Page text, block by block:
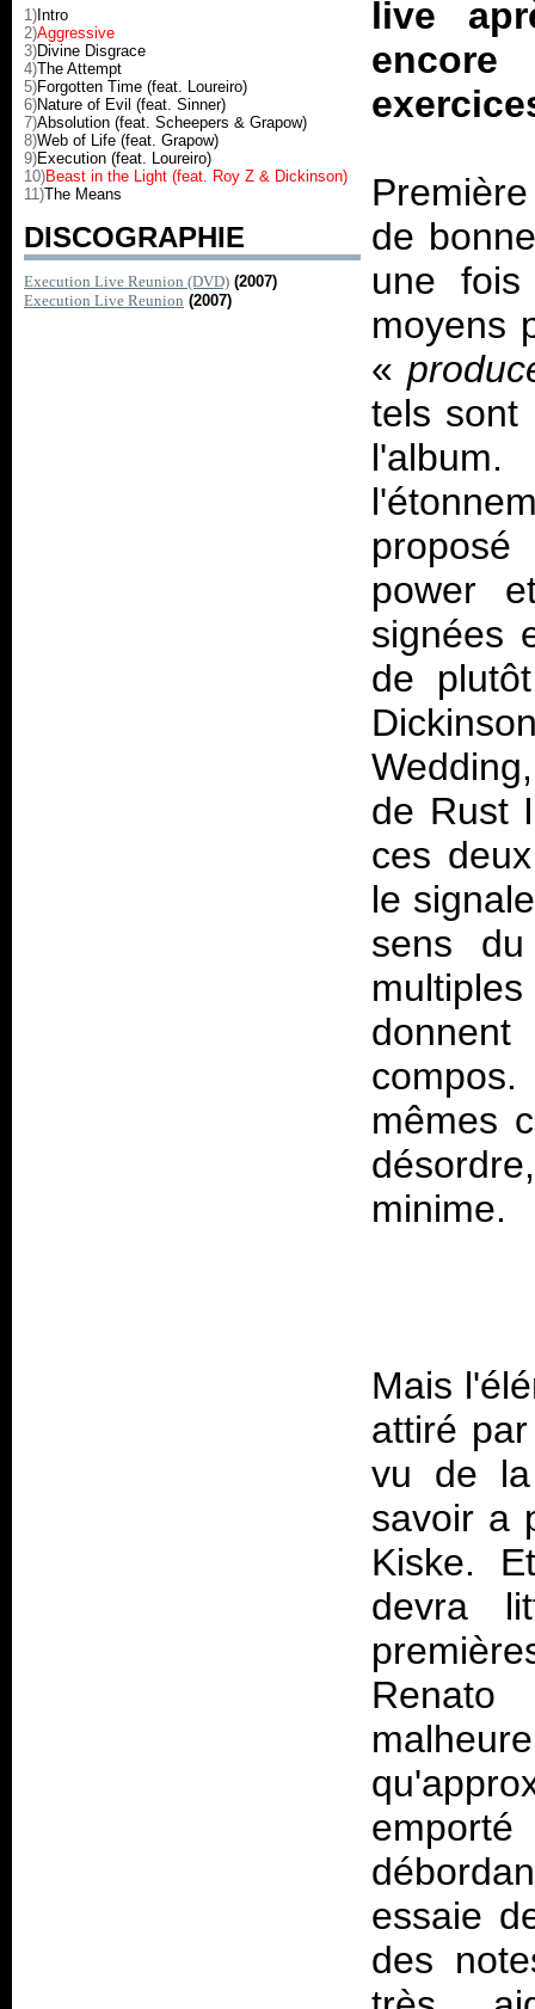
1) Intro
2)Aggressive
3)Divine Disgrace
4)The Attempt
5)Forgotten Time (feat. Loureiro)
6)Nature of Evil (feat. Sinner)
7)Absolution (feat. Scheepers & Grapow)
8)Web of Life (feat. Grapow)
9)Execution (feat. Loureiro)
10)Beast in the Light (feat. Roy Z & Dickinson)
11)The Means
DISCOGRAPHIE
Execution Live Reunion (DVD) (2007)
Execution Live Reunion (2007)
live
de
une
moyens
«
tels sont
power
signées
de
Wedding
de Rust
ces
le
sens
mêmes
Mais
attiré
vu de
savoir a
Kiske.
devra
essaie
des